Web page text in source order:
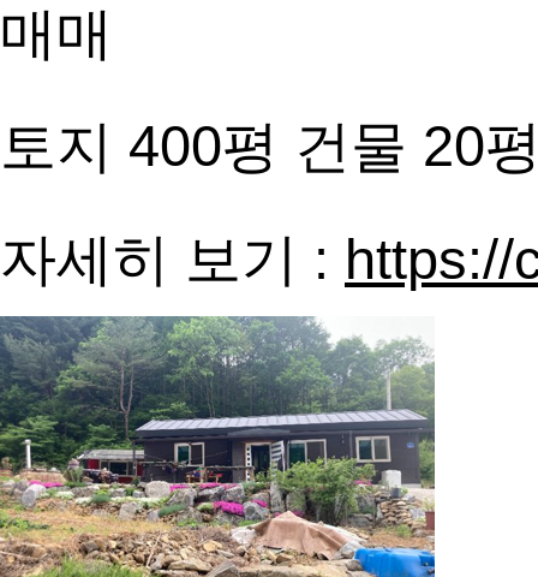
매매
토지 400평 건물 20
자세히 보기 : https://